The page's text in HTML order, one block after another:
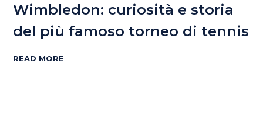
Wimbledon: curiosità e storia
del più famoso torneo di tennis
READ MORE